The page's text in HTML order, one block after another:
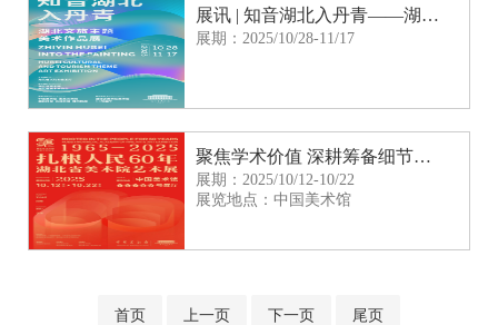
展讯 | 知音湖北入丹青——湖北文旅主题美术作品展
展期：2025/10/28-11/17
聚焦学术价值 深耕筹备细节：“扎根人民60年——湖北省美术院艺术展”明日启幕
展期：2025/10/12-10/22
展览地点：中国美术馆
首页 上一页 下一页 尾页